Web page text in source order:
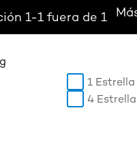
1-1 fuera de 1
1 Estrella
4 Estrella